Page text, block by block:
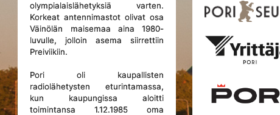
olympialaislähetyksiä varten.
Korkeat antennimastot olivat osa
Väinölän maisemaa aina 1980-
luvulle, jolloin asema siirrettiin
Preiviikiin.
Pori oli kaupallisten
radiolähetysten eturintamassa,
kun kaupungissa aloitti
toimintansa 1.12.1985 oma